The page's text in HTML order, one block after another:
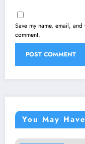
Save my name, email,
comment.
You May